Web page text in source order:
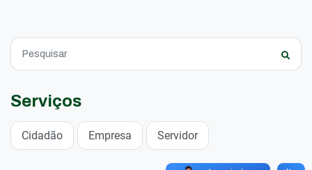
Serviços
Cidadão Empresa Servidor